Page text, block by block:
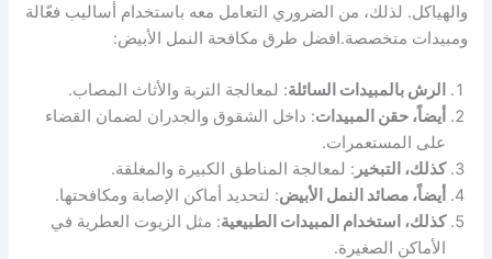
والهياكل. لذلك، من الضروري التعامل معه باستخدام أساليب فعّالة
ومبيدات متخصصة.افضل طرق مكافحة النمل الأبيض:
الرش بالمبيدات السائلة: لمعالجة التربة والأثاث المصاب.
أيضاً، حقن المبيدات: داخل الشقوق والجدران لضمان القضاء
على المستعمرات.
كذلك، التبخير : لمعالجة المناطق الكبيرة والمغلقة.
أيضاً، مصائد النمل الأبيض: لتحديد أماكن الإصابة ومكافحتها.
كذلك، استخدام المبيدات الطبيعية: مثل الزيوت العطرية في
الأماكن الصغيرة.